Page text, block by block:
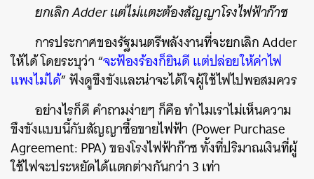
ยกเลิก Adder แต่ไม่แตะต้องสัญญาโรงไฟฟ้าก๊าซ
การประกาศของรัฐมนตรีพลังงานที่จะยกเลิก Adder
ให้ได้ โดยระบุว่า “จะฟ้องร้องก็ยินดี แต่ปล่อยให้ค่าไฟ
แพงไม่ได้” ฟังดูขึงขังและน่าจะได้ใจผู้ใช้ไฟไปพอสมควร
อย่างไรก็ดี คำถามง่ายๆ ก็คือ ทำไมเราไม่เห็นความ
ขึงขังแบบนี้กับสัญญาซื้อขายไฟฟ้า (Power Purchase
Agreement: PPA) ของโรงไฟฟ้าก๊าซ ทั้งที่ปริมาณเงินที่ผู้
ใช้ไฟจะประหยัดได้แตกต่างกันกว่า 3 เท่า